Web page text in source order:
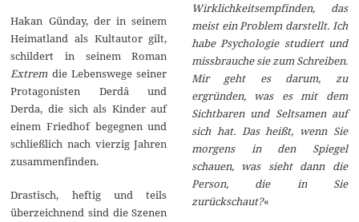
Hakan Günday, der in seinem
Heimatland als Kultautor gilt,
schildert in seinem Roman
Extrem die Lebenswege seiner
Protagonisten Derdâ und
Derda, die sich als Kinder auf
einem Friedhof begegnen und
schließlich nach vierzig Jahren
zusammenfinden.
Drastisch, heftig und teils
überzeichnend sind die Szenen
Wirklichkeitsempfinden, das
meist ein Problem darstellt. Ich
habe Psychologie studiert und
missbrauche sie zum Schreiben.
Mir geht es darum, zu
ergründen, was es mit dem
Sichtbaren und Seltsamen auf
sich hat. Das heißt, wenn Sie
morgens in den Spiegel
schauen, was sieht dann die
Person, die in Sie
zurückschaut?«